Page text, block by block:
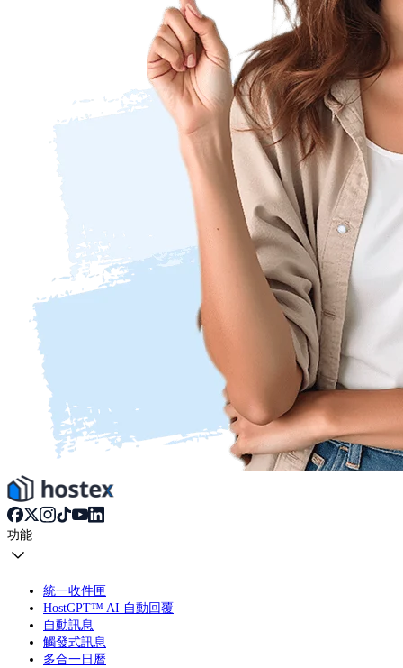
功能
統一收件匣
HostGPT™ AI 自動回覆
自動訊息
觸發式訊息
多合一日曆